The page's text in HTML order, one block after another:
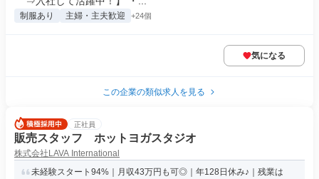
制服あり 主婦・主夫歓迎 +24個
気になる
この企業の類似求人を見る
正社員
販売スタッフ ホットヨガスタジオ
株式会社LAVA International
未経験スタート94%｜月収43万円も可◎｜年128日休み♪｜残業は